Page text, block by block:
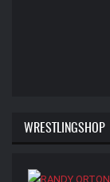
WRESTLINGSHOP